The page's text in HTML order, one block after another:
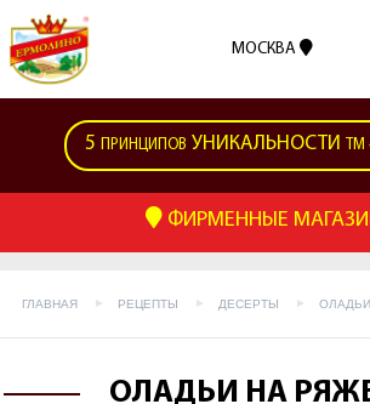
МОСКВА
5 ПРИНЦИПОВ УНИКАЛЬНОСТИ
ФИРМЕННЫЕ
ГЛАВНАЯ РЕЦЕПТЫ ДЕСЕРТЫ
ОЛАДЬИ НА